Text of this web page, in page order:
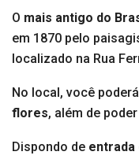
O mais antigo do
em 1870 pelo
localizado na Rua
No local, você
flores, além de
Dispondo de